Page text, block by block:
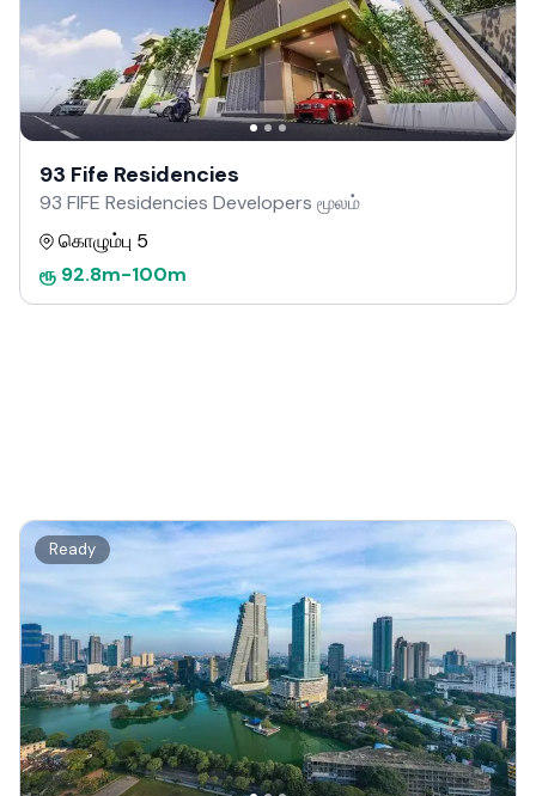
93 Fife Residencies
93 FIFE Residencies Developers மூலம்
கொழும்பு 5
ரூ 92.8m-100m
Ready